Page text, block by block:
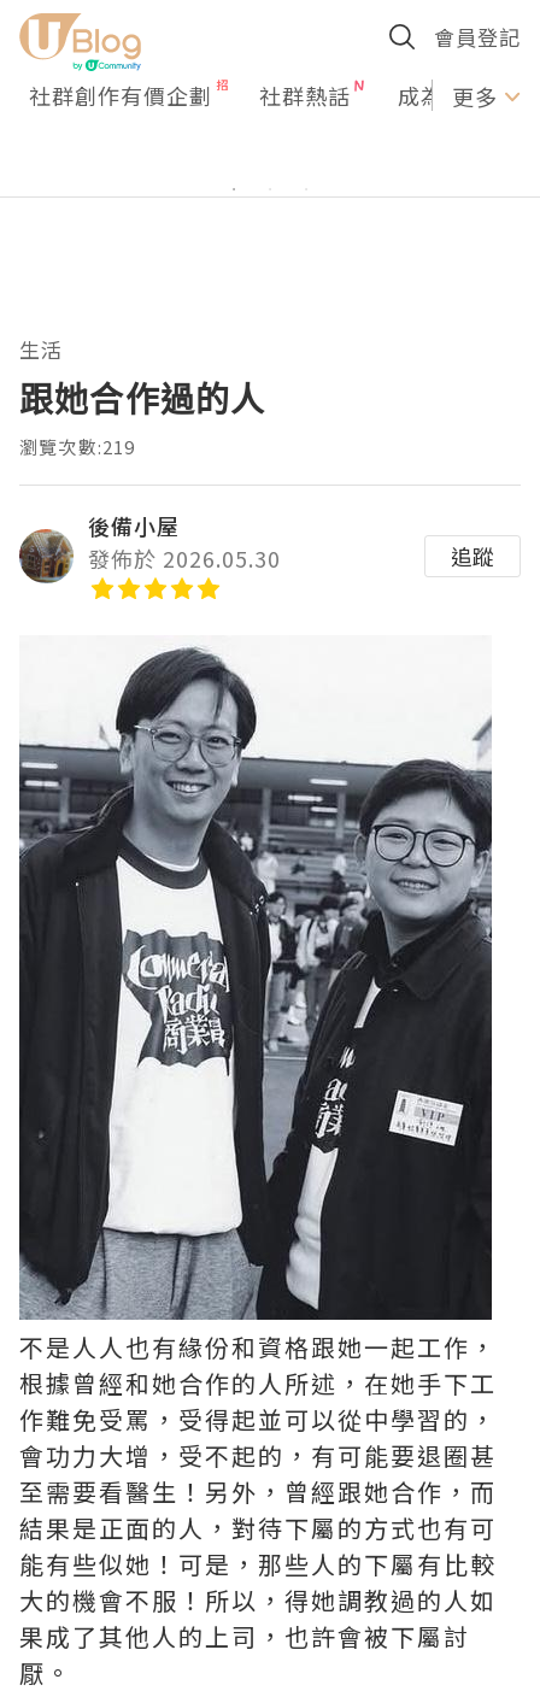
會員登記
社群創作有價企劃 社群熱話 成為U更多
生活
跟她合作過的人
瀏覽次數:219
後備小屋
發佈於 2026.05.30
追蹤
不是人人也有緣份和資格跟她一起工作，
根據曾經和她合作的人所述，在她手下工
作難免受罵，受得起並可以從中學習的，
會功力大增，受不起的，有可能要退圈甚
至需要看醫生！另外，曾經跟她合作，而
結果是正面的人，對待下屬的方式也有可
能有些似她！可是，那些人的下屬有比較
大的機會不服！所以，得她調教過的人如
果成了其他人的上司，也許會被下屬討
厭。